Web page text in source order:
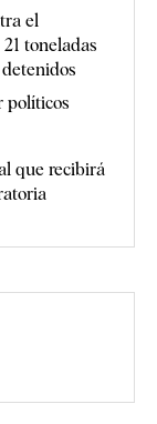
el
toneladas
políticos
que recibirá